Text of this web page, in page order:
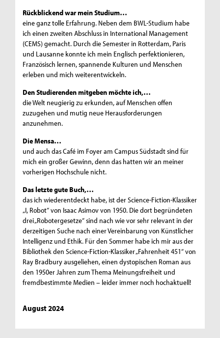
Rückblickend war mein Studium…
eine ganz tolle Erfahrung. Neben dem BWL-Studium habe
ich einen zweiten Abschluss in International Management
(CEMS) gemacht. Durch die Semester in Rotterdam, Paris
und Lausanne konnte ich mein Englisch perfektionieren,
Französisch lernen, spannende Kulturen und Menschen
erleben und mich weiterentwickeln.
Den Studierenden mitgeben möchte ich,…
die Welt neugierig zu erkunden, auf Menschen offen
zuzugehen und mutig neue Herausforderungen
anzunehmen.
Die Mensa…
und auch das Café im Foyer am Campus Südstadt sind für
mich ein großer Gewinn, denn das hatten wir an meiner
vorherigen Hochschule nicht.
Das letzte gute Buch,…
das ich wiederentdeckt habe, ist der Science-Fiction-Klassiker
„I, Robot“ von Isaac Asimov von 1950. Die dort begründeten
drei „Robotergesetze“ sind nach wie vor sehr relevant in der
derzeitigen Suche nach einer Vereinbarung von Künstlicher
Intelligenz und Ethik. Für den Sommer habe ich mir aus der
Bibliothek den Science-Fiction-Klassiker „Fahrenheit 451“ von
Ray Bradbury ausgeliehen, einen dystopischen Roman aus
den 1950er Jahren zum Thema Meinungsfreiheit und
fremdbestimmte Medien – leider immer noch hochaktuell!
August 2024